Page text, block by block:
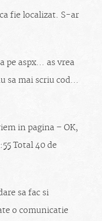
fie localizat. S-ar
pe aspx… as vrea
sa mai scriu cod…
in pagina – OK,
Total 40 de
sa fac si
o comunicatie